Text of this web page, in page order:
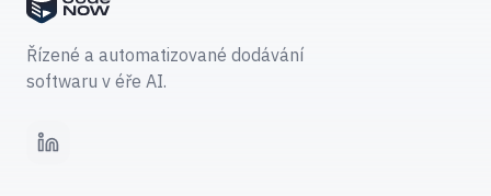
Řízené a automatizované dodávání
softwaru v éře AI.
LinkedIn